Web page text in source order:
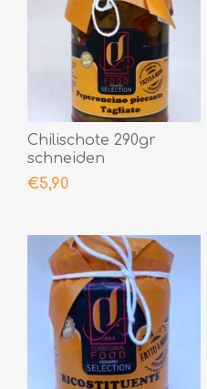
Chilischote 290gr
schneiden
€5,90